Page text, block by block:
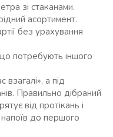
зі стаканами.
асортимент.
без урахування
потребують іншого
а під
Правильно дібраний
від протікань і
до першого